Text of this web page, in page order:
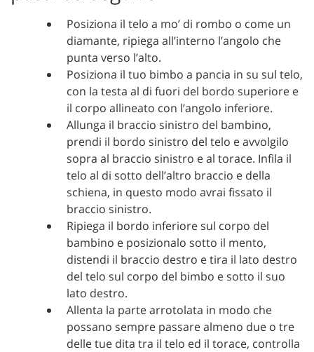
Posiziona il telo a mo’ di rombo o come un
diamante, ripiega all’interno l’angolo che
punta verso l’alto.
Posiziona il tuo bimbo a pancia in su sul telo,
con la testa al di fuori del bordo superiore e
il corpo allineato con l’angolo inferiore.
Allunga il braccio sinistro del bambino,
prendi il bordo sinistro del telo e avvolgilo
sopra al braccio sinistro e al torace. Infila il
telo al di sotto dell’altro braccio e della
schiena, in questo modo avrai fissato il
braccio sinistro.
Ripiega il bordo inferiore sul corpo del
bambino e posizionalo sotto il mento,
distendi il braccio destro e tira il lato destro
del telo sul corpo del bimbo e sotto il suo
lato destro.
Allenta la parte arrotolata in modo che
possano sempre passare almeno due o tre
delle tue dita tra il telo ed il torace, controlla